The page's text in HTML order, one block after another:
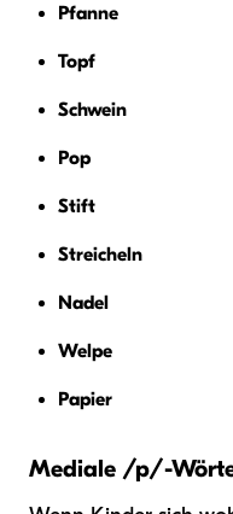
Pfanne
Topf
Schwein
Pop
Stift
Streicheln
Nadel
Welpe
Papier
Mediale /p/-